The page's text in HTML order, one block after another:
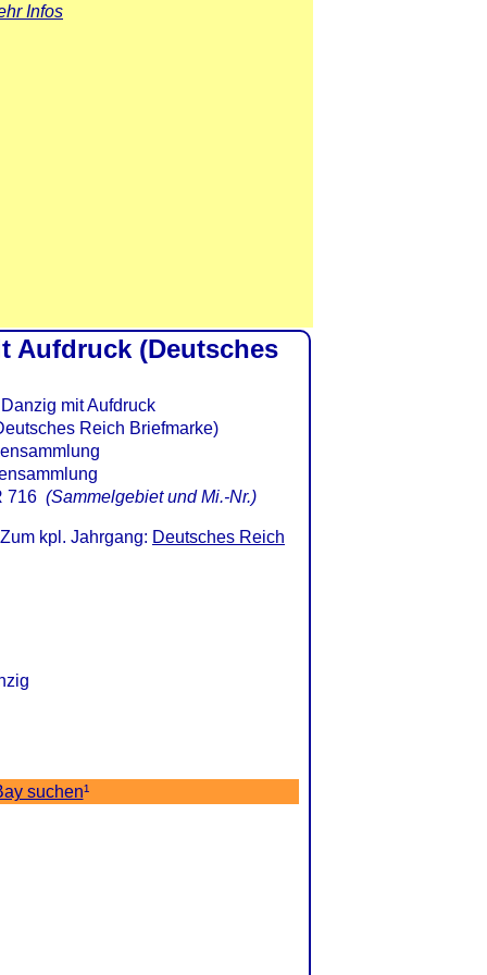
Infos
Aufdruck (Deutsches
Reich Briefmarke)
716 (Sammelgebiet und Mi.-Nr.)
kpl. Jahrgang: Deutsches Reich
suchen¹